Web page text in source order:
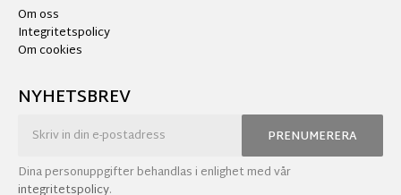
Om oss
Integritetspolicy
Om cookies
NYHETSBREV
PRENUMERERA
Dina personuppgifter behandlas i enlighet med vår
integritetspolicy.